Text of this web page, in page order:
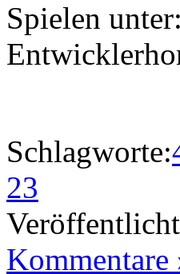
Spielen unter:
Schlagworte:
23
Kommentare